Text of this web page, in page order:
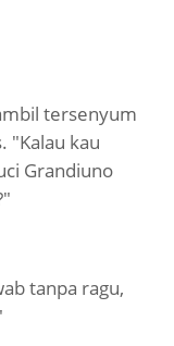
tersenyum
"Kalau kau
Grandiuno
tanpa ragu,